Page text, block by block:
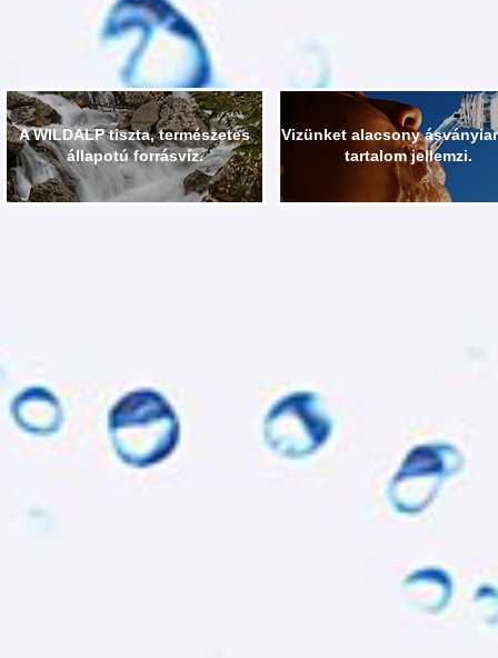
A WILDALP tiszta, természetes
állapotú forrásvíz.
Vizünket alacsony
tartalom jellemzi.